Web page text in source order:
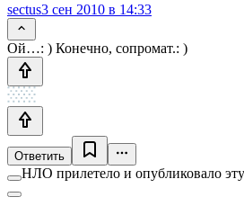
sectus3 сен 2010 в 14:33
Ой…: ) Конечно, сопромат.: )
Ответить
НЛО прилетело и опубликовало эту